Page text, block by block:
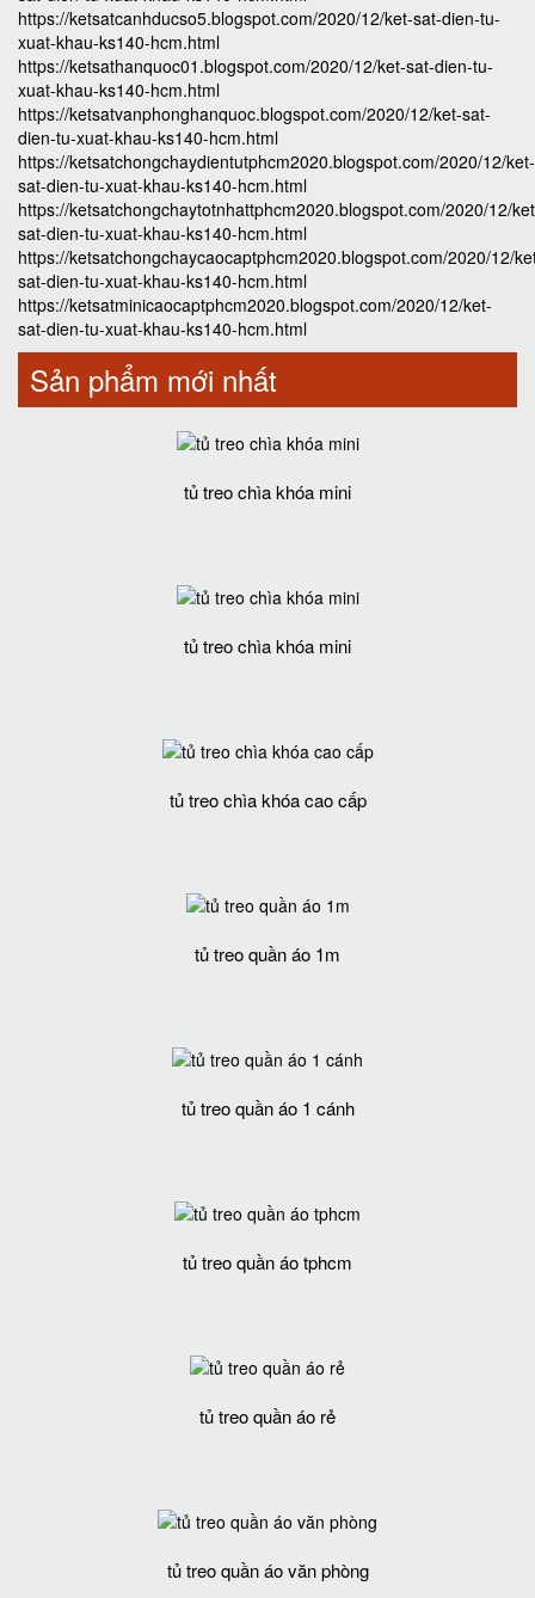
https://ketsatcanhducso5.blogspot.com/2020/12/ket-sat-dien-tu-
xuat-khau-ks140-hcm.html
https://ketsathanquoc01.blogspot.com/2020/12/ket-sat-dien-tu-
xuat-khau-ks140-hcm.html
https://ketsatvanphonghanquoc.blogspot.com/2020/12/ket-sat-
dien-tu-xuat-khau-ks140-hcm.html
https://ketsatchongchaydientutphcm2020.blogspot.com/2020/12/ket-
sat-dien-tu-xuat-khau-ks140-hcm.html
https://ketsatchongchaytotnhattphcm2020.blogspot.com/2020/12/
sat-dien-tu-xuat-khau-ks140-hcm.html
https://ketsatchongchaycaocaptphcm2020.blogspot.com/2020/12/
sat-dien-tu-xuat-khau-ks140-hcm.html
https://ketsatminicaocaptphcm2020.blogspot.com/2020/12/ket-
sat-dien-tu-xuat-khau-ks140-hcm.html
Sản phẩm mới nhất
tủ treo chìa khóa mini
tủ treo chìa khóa mini
tủ treo chìa khóa cao cấp
tủ treo quần áo 1m
tủ treo quần áo 1 cánh
tủ treo quần áo tphcm
tủ treo quần áo rẻ
tủ treo quần áo văn phòng